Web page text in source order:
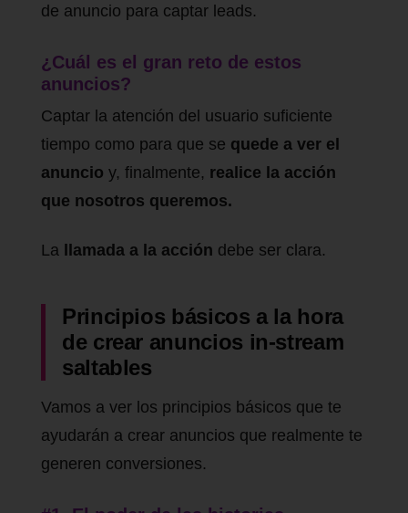
de anuncio para captar leads.
¿Cuál es el gran reto de estos
anuncios?
Captar la atención del usuario suficiente
tiempo como para que se quede a ver el
anuncio y, finalmente, realice la acción
que nosotros queremos.
La llamada a la acción debe ser clara.
Principios básicos a la hora
de crear anuncios in-stream
saltables
Vamos a ver los principios básicos que te
ayudarán a crear anuncios que realmente te
generen conversiones.